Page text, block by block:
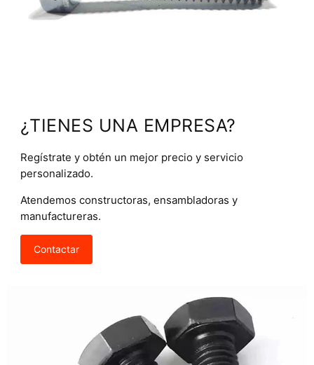
¿TIENES UNA EMPRESA?
Regístrate y obtén un mejor precio y servicio
personalizado.
Atendemos constructoras, ensambladoras y
manufactureras.
Contactar